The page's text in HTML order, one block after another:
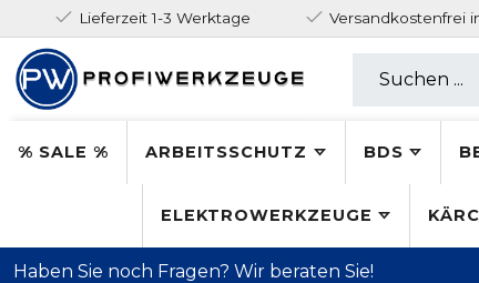
Lieferzeit 1-3 Werktage Versandkostenfrei
% SALE % ARBEITSSCHUTZ BDS
ELEKTROWERKZEUGE
Haben Sie noch Fragen? Wir beraten Sie!